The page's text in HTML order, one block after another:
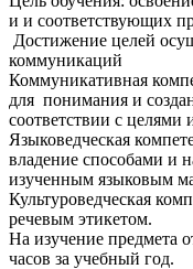
и и соответствующих
Достижение целей
коммуникаций
Коммуникативная
для понимания и
соответствии с
Языковедческая
владение способами и
изученным языковым
Культуроведческая
речевым этикетом.
На изучение предмета
часов за учебный год.